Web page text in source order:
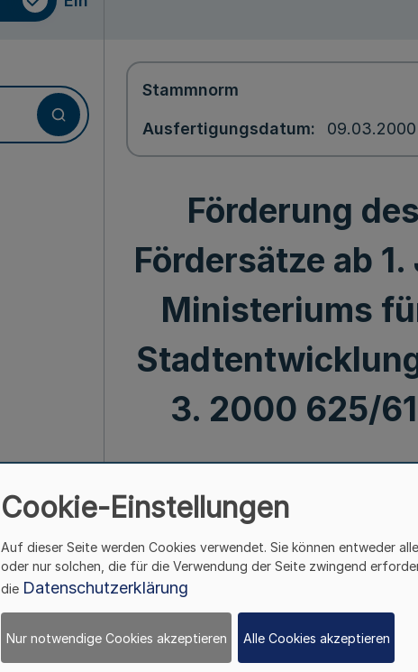
Stammnorm
Ausfertigungsdatum 09.03.2000
Förderung
Fördersätze ab
Ministeriums
3. 2000 625/
23723
9. 3. 00 (1) 249. Ergänzung - SMBl.
einschl.)
Förderung des
Cookie-Einstellungen
Auf dieser Seite werden Cookies verwendet. Sie können entweder
oder nur solchen, die für die Verwendung der Seite zwingend
die Datenschutzerklärung
Nur notwendige Cookies akzeptieren Alle Cookies akzeptieren